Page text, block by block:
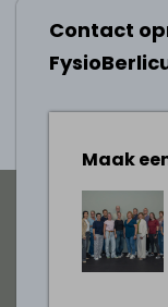
Contact
Maak